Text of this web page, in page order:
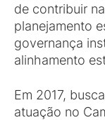
de contribuir
planejamento
governança
alinhamento
Em 2017,
atuação no